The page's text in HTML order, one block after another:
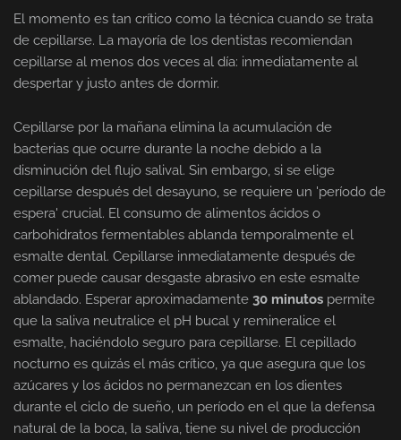
El momento es tan crítico como la técnica cuando se trata
de cepillarse. La mayoría de los dentistas recomiendan
cepillarse al menos dos veces al día: inmediatamente al
despertar y justo antes de dormir.
Cepillarse por la mañana elimina la acumulación de
bacterias que ocurre durante la noche debido a la
disminución del flujo salival. Sin embargo, si se elige
cepillarse después del desayuno, se requiere un 'período de
espera' crucial. El consumo de alimentos ácidos o
carbohidratos fermentables ablanda temporalmente el
esmalte dental. Cepillarse inmediatamente después de
comer puede causar desgaste abrasivo en este esmalte
ablandado. Esperar aproximadamente 30 minutos permite
que la saliva neutralice el pH bucal y remineralice el
esmalte, haciéndolo seguro para cepillarse. El cepillado
nocturno es quizás el más crítico, ya que asegura que los
azúcares y los ácidos no permanezcan en los dientes
durante el ciclo de sueño, un período en el que la defensa
natural de la boca, la saliva, tiene su nivel de producción